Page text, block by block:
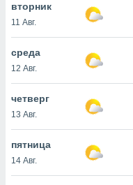
нашей
cookie
cookie
в
нашего
вторник
11 Авг.
среда
12 Авг.
четверг
13 Авг.
пятница
14 Авг.